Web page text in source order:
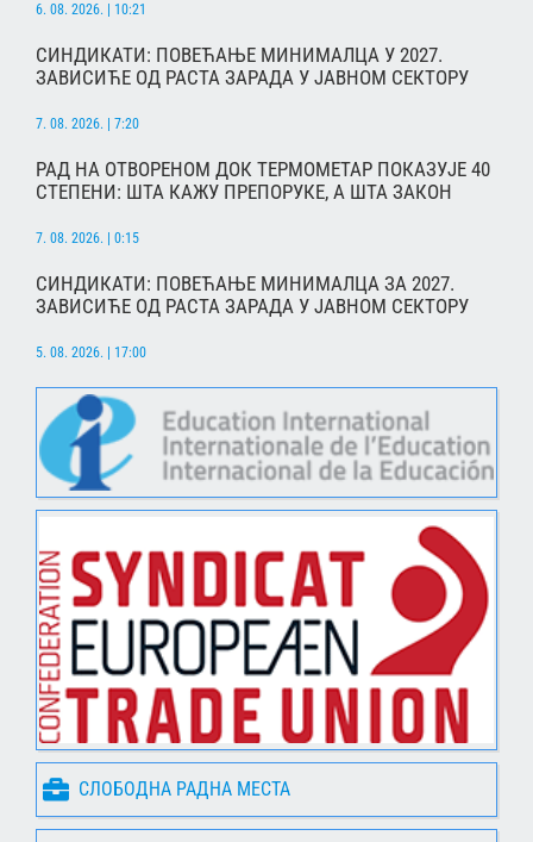
6. 08. 2026. | 10:21
СИНДИКАТИ: ПОВЕЋАЊЕ МИНИМАЛЦА У 2027.
ЗАВИСИЋЕ ОД РАСТА ЗАРАДА У ЈАВНОМ СЕКТОРУ
7. 08. 2026. | 7:20
РАД НА ОТВОРЕНОМ ДОК ТЕРМОМЕТАР ПОКАЗУЈЕ 40
СТЕПЕНИ: ШТА КАЖУ ПРЕПОРУКЕ, А ШТА ЗАКОН
7. 08. 2026. | 0:15
СИНДИКАТИ: ПОВЕЋАЊЕ МИНИМАЛЦА ЗА 2027.
ЗАВИСИЋЕ ОД РАСТА ЗАРАДА У ЈАВНОМ СЕКТОРУ
5. 08. 2026. | 17:00
СЛОБОДНА РАДНА МЕСТА